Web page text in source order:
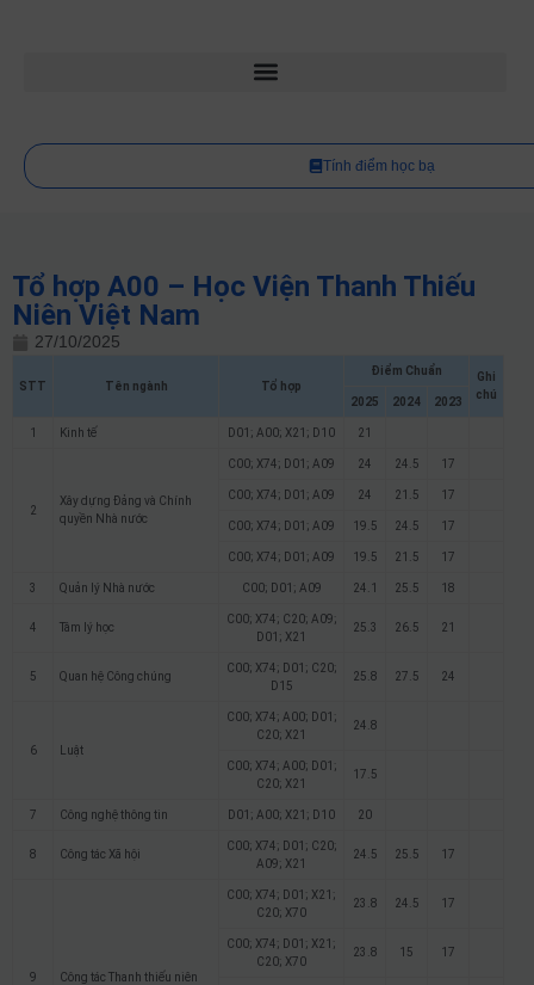
Tính điểm học bạ
Tổ hợp A00 – Học Viện Thanh Thiếu
Niên Việt Nam
27/10/2025
STT Tên ngành Tổ hợp
Điểm Chuẩn
Ghi
chú
2025 2024 2023
1 Kinh tế D01; A00; X21; D10 21
2
Xây dựng Đảng và Chính
quyền Nhà nước
C00; X74; D01; A09 24 24.5 17
C00; X74; D01; A09 24 21.5 17
C00; X74; D01; A09 19.5 24.5 17
C00; X74; D01; A09 19.5 21.5 17
3 Quản lý Nhà nước C00; D01; A09 24.1 25.5 18
4 Tâm lý học
C00; X74; C20; A09;
D01; X21
25.3 26.5 21
5 Quan hệ Công chúng
C00; X74; D01; C20;
D15
25.8 27.5 24
6 Luật
C00; X74; A00; D01;
C20; X21
24.8
C00; X74; A00; D01;
C20; X21
17.5
7 Công nghệ thông tin D01; A00; X21; D10 20
8 Công tác Xã hội
C00; X74; D01; C20;
A09; X21
24.5 25.5 17
9 Công tác Thanh thiếu niên
C00; X74; D01; X21;
C20; X70
23.8 24.5 17
C00; X74; D01; X21;
C20; X70
23.8 15 17